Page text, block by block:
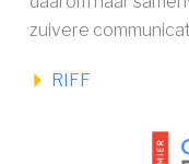
AAN DE SLAG ››
zuivere
RIFF